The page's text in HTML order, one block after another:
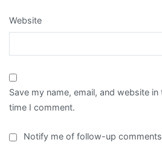
Website
Save my name, email, and website
time I comment.
Notify me of follow-up